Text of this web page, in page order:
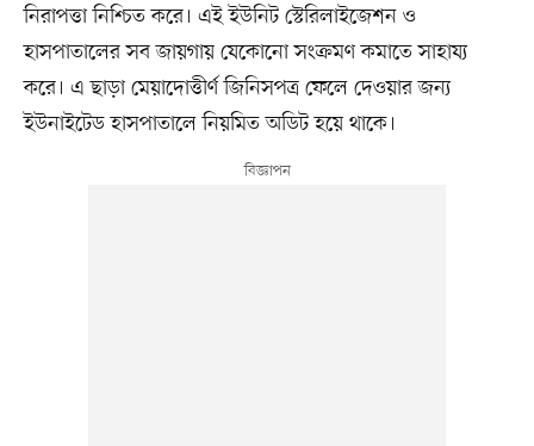
নিরাপত্তা নিশ্চিত করে। এই ইউনিট স্টেরিলাইজেশন ও
হাসপাতালের সব জায়গায় যেকোনো সংক্রমণ কমাতে সাহায্য
করে। এ ছাড়া মেয়াদোত্তীর্ণ জিনিসপত্র ফেলে দেওয়ার জন্য
ইউনাইটেড হাসপাতালে নিয়মিত অডিট হয়ে থাকে।